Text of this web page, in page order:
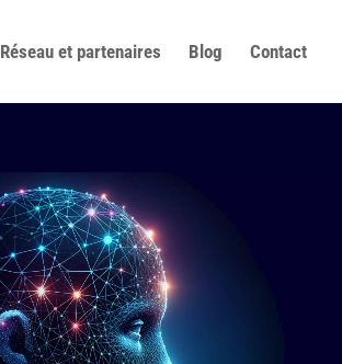
Réseau et partenaires Blog Contact